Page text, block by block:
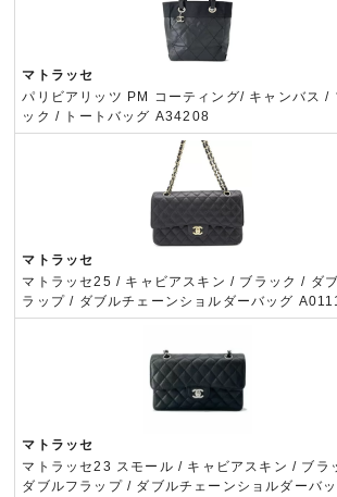
マトラッセ
パリビアリッツ PM コーティング/ キャンバス /
ック / トートバッグ A34208
マトラッセ
マトラッセ25 / キャビアスキン / ブラック / ダ
ラップ / ダブルチェーンショルダーバッグ
マトラッセ
マトラッセ23 スモール / キャビアスキン / ブラ
ダブルフラップ / ダブルチェーンショルダーバ